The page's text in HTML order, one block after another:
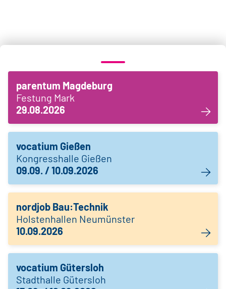
parentum Magdeburg
Festung Mark
29.08.2026
vocatium Gießen
Kongresshalle Gießen
09.09. / 10.09.2026
nordjob Bau:Technik
Holstenhallen Neumünster
10.09.2026
vocatium Gütersloh
Stadthalle Gütersloh